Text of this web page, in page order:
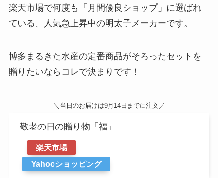
楽天市場で何度も「月間優良ショップ」に選ばれ
ている、人気急上昇中の明太子メーカーです。
博多まるきた水産の定番商品がそろったセットを
贈りたいならコレで決まりです！
＼当日のお届けは9月14日までに注文／
敬老の日の贈り物「福」
楽天市場
Yahooショッピング